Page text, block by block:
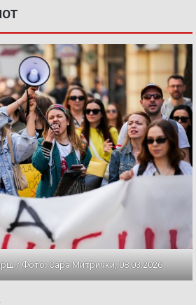
/ Фото: Сара Митрички, 08.03.2026